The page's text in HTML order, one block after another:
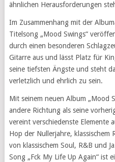
ähnlichen Herausforderungen
Im Zusammenhang mit der
Titelsong „Mood Swings“
durch einen besonderen
Gitarre aus und lässt Platz für
seine tiefsten Ängste und steht
verletzlich und ehrlich zu sein.
Mit seinem neuen Album „Mood
andere Richtung als seine
vereint verschiedenste Elemente
Hop der Nullerjahre, klassischem
von klassischem Soul, R&B und
Song „Fck My Life Up Again“ ist